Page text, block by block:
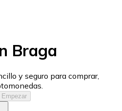
Braga
y seguro para comprar,
Empezar